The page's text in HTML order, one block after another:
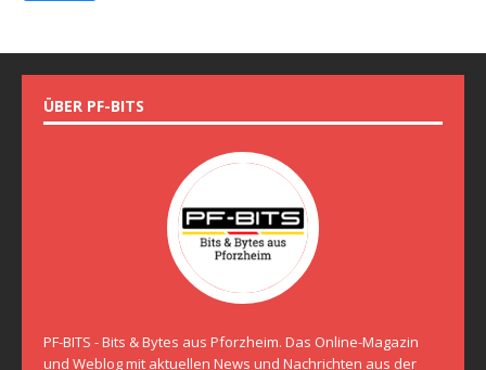
ÜBER PF-BITS
PF-BITS - Bits & Bytes aus Pforzheim. Das Online-Magazin
und Weblog mit aktuellen News und Nachrichten aus der